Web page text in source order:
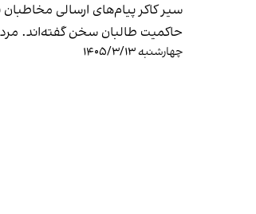
سیر کاکر پیام‌های ارسالی
حاکمیت طالبان سخن گفته‌اند.
چهارشنبه ۱۴۰۵/۳/۱۳